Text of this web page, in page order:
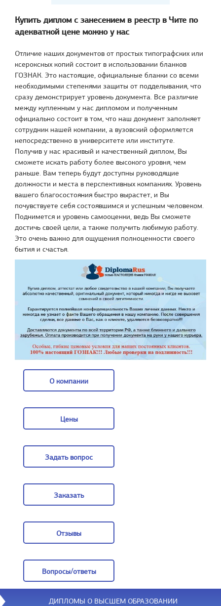
Купить диплом с занесением в реестр в Чите по
адекватной цене можно у нас
Отличие наших документов от простых типографских или
ксероксных копий состоит в использовании бланков
ГОЗНАК. Это настоящие, официальные бланки со всеми
необходимыми степенями защиты от подделывания, что
сразу демонстрирует уровень документа. Все различие
между купленным у нас дипломом и полученным
официально состоит в том, что наш документ заполняет
сотрудник нашей компании, а вузовский оформляется
непосредственно в университете или институте.
Получив у нас красивый и качественный диплом, Вы
сможете искать работу более высокого уровня, чем
раньше. Вам теперь будут доступны руководящие
должности и места в перспективных компаниях. Уровень
вашего благосостояния быстро вырастет, и Вы
почувствуете себя состоявшимся и успешным человеком.
Поднимется и уровень самооценки, ведь Вы сможете
достичь своей цели, а также получить любимую работу.
Это очень важно для ощущения полноценности своего
бытия и счастья.
О компании
Цены
Задать вопрос
Заказать
Отзывы
Вопросы/ответы
Вопросы/ответы
ДИПЛОМЫ О ВЫСШЕМ ОБРАЗОВАНИИ